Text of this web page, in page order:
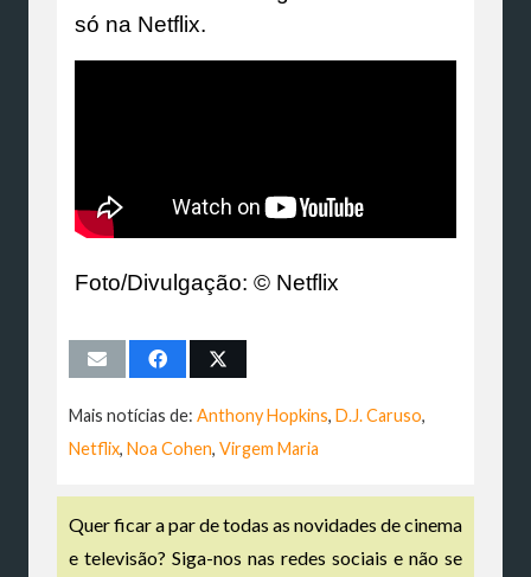
só na Netflix.
Foto/Divulgação: © Netflix
Mais notícias de: Anthony Hopkins, D.J. Caruso,
Netflix, Noa Cohen, Virgem Maria
Quer ficar a par de todas as novidades de cinema
e televisão? Siga-nos nas redes sociais e não se